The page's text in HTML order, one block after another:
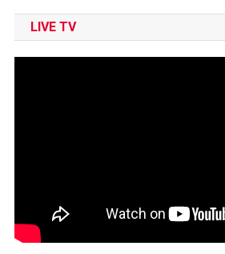
LIVE TV